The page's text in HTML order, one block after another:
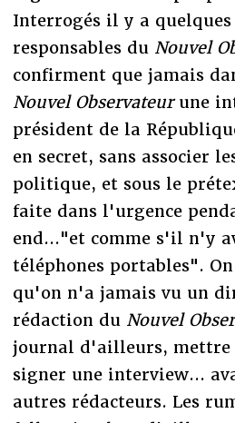
Interrogés il y a
responsables du Nouvel
confirment que jamais
Nouvel Observateurune
président de la
en secret, sans associer
politique, et sous le
faite dans l'urgence
end..."et comme s'il n'y
téléphones portables".
qu'on n'a jamais vu un
rédaction du Nouvel
journal d'ailleurs, mettre
signer une interview...
autres rédacteurs. Les